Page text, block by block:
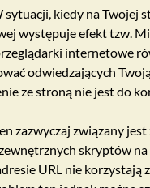
sytuacji, kiedy na Twojej
występuje efekt tzw.
internetowe
odwiedzających
ze stroną nie jest do
zazwyczaj związany jest
skryptów
URL nie korzystają